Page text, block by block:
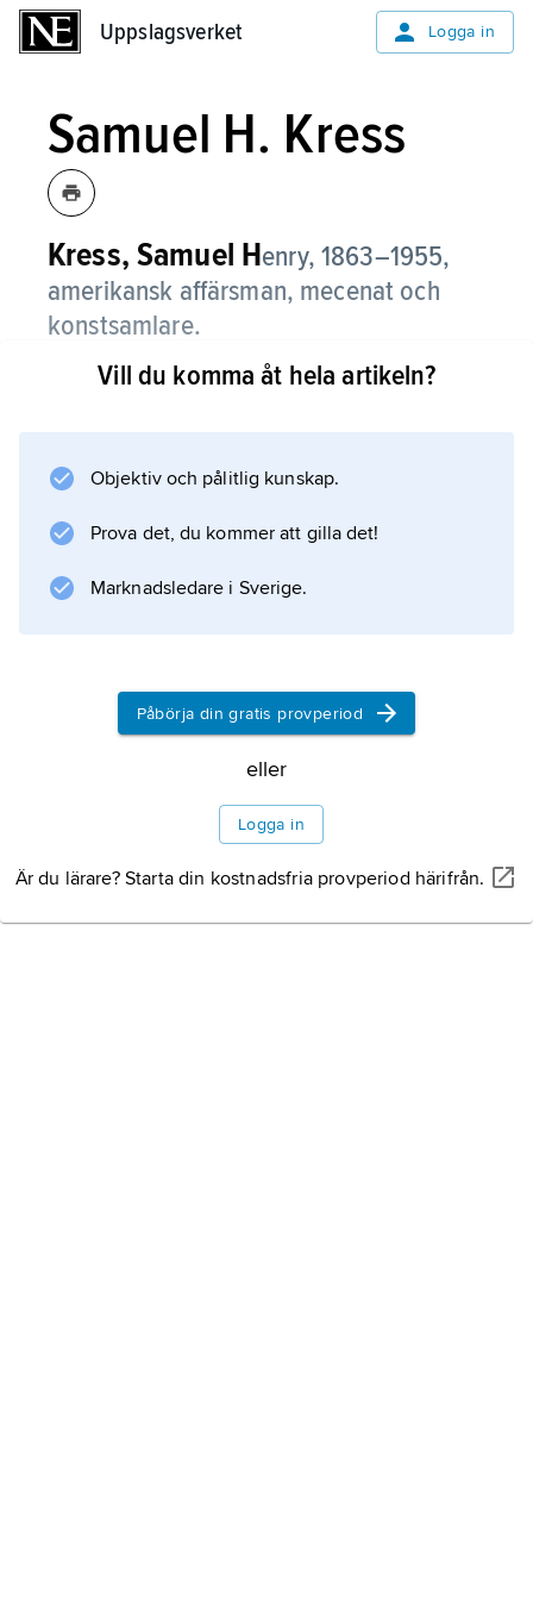
Uppslagsverket Logga in
Samuel H. Kress
Kress, Samuel Henry, 1863–1955,
amerikansk affärsman, mecenat och
konstsamlare.
Samuel H. Kress donerade 1939 merparten av
som bär hans namn ger betydande summor
Vill du komma åt hela artikeln?
Objektiv och pålitlig kunskap.
Prova det, du kommer att gilla det!
Marknadsledare i Sverige.
Påbörja din gratis provperiod
eller
Logga in
Är du lärare? Starta din kostnadsfria provperiod härifrån.